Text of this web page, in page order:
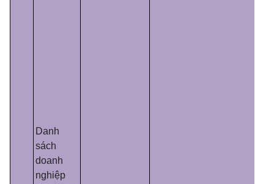
Danh
sách
doanh
nghiệp